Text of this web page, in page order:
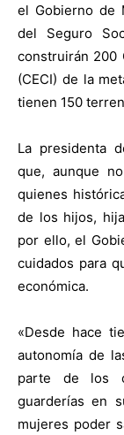
el Gobierno de
del Seguro
construirán 200
(CECI) de la
tienen 150
La presidenta
que, aunque
quienes
de los hijos,
por ello, el
cuidados para
económica.
«Desde hace
autonomía de
parte de los
guarderías en
mujeres poder